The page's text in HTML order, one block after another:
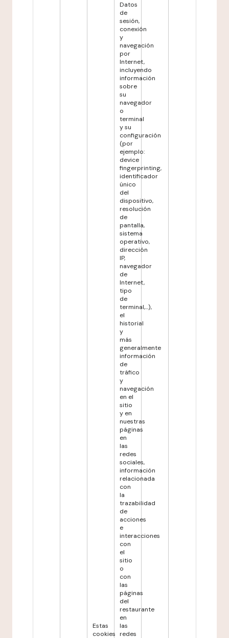
Estas
cookies
Datos
de
sesión,
conexión
y
navegación
por
Internet,
incluyendo
información
sobre
su
navegador
o
terminal
y su
configuración
(por
ejemplo:
device
fingerprinting,
identificador
único
del
dispositivo,
resolución
de
pantalla,
sistema
operativo,
dirección
IP,
navegador
de
Internet,
tipo
de
terminal,...),
el
historial
y
más
generalmente
información
de
tráfico
y
navegación
en el
sitio
y en
nuestras
páginas
en
las
redes
sociales,
información
relacionada
con
la
trazabilidad
de
acciones
e
interacciones
con
el
sitio
o
con
las
páginas
del
restaurante
en
las
redes